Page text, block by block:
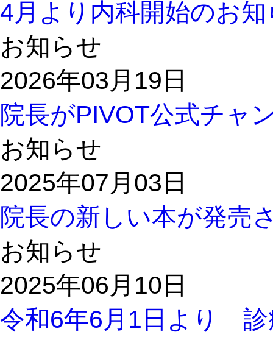
4月より内科開始のお
お知らせ
2026年03月19日
院長がPIVOT公式チャ
お知らせ
2025年07月03日
院長の新しい本が発売
お知らせ
2025年06月10日
令和6年6月1日より 診